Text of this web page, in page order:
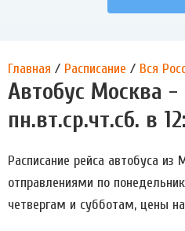
Главная / Расписание / Вся
Автобус Москва -
пн.вт.ср.чт.сб. в
Расписание рейса автобуса из
отправлениями по
четвергам и субботам, цены